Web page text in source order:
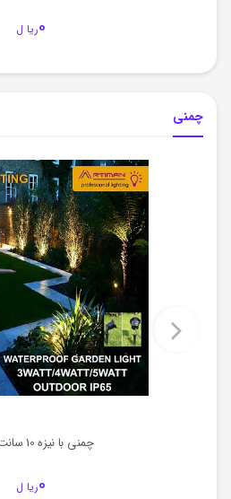
0ریا ل
چمنی
چمنی با نیزه 10 سانت 7 وات
0ریا ل